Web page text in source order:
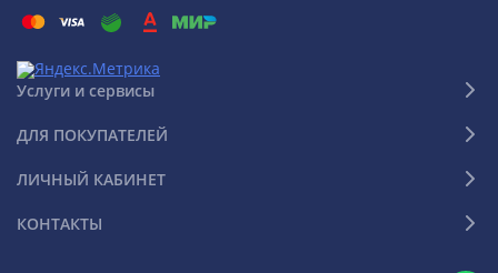
Услуги и сервисы
ДЛЯ ПОКУПАТЕЛЕЙ
ЛИЧНЫЙ КАБИНЕТ
КОНТАКТЫ